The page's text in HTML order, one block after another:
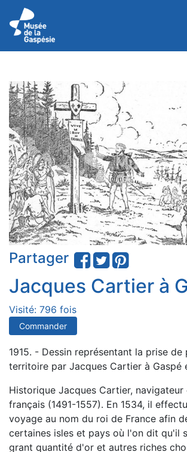
Partager
Jacques Cartier à
Visité: 796 fois
Commander
1915. - Dessin représentant la prise de
territoire par Jacques Cartier à Gaspé
Historique Jacques Cartier,
français (1491-1557). En 1534, il
voyage au nom du roi de France afin
certaines isles et pays où l'on dit qu'il
grant quantité d'or et autres riches